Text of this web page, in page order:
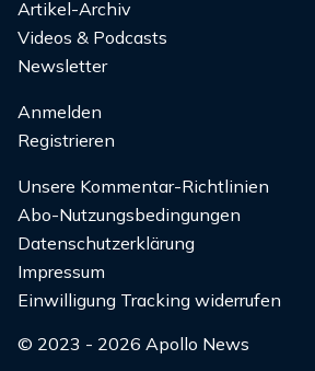
Artikel-Archiv
Videos & Podcasts
Newsletter
Anmelden
Registrieren
Unsere Kommentar-Richtlinien
Abo-Nutzungsbedingungen
Datenschutzerklärung
Impressum
Einwilligung Tracking widerrufen
© 2023 - 2026 Apollo News